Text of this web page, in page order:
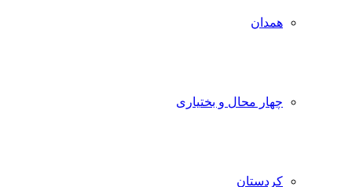
همدان
چهار محال و بختیاری
کردستان